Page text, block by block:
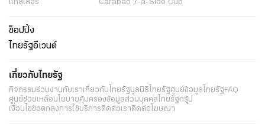
แกลเลอรี่
Carabao 7-a-Side Cup
ช็อปปิ้ง
ไทยรัฐอีเวนต์
เกี่ยวกับไทยรัฐ
กิจกรรมร่วมงานกับเราเกี่ยวกับไทยรัฐมูลนิธิไทยรัฐศูนย์ข้อมูลไทยรัฐFAQ
ศูนย์ช่วยเหลือนโยบายคุ้มครองข้อมูลส่วนบุคคลไทยรัฐกรุ๊ป
เงื่อนไขข้อตกลงการใช้บริการติดต่อเราติดต่อโฆษณา